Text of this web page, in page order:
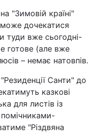
"Зимовій країні"
дочекатися
туди вже сьогодні-
готове (але вже
– немає натовпів.
Санти" до
казкові
для листів із
"Різдвяна